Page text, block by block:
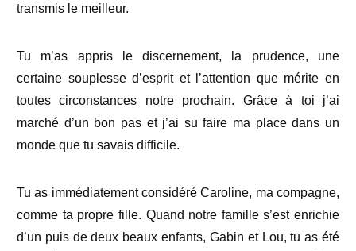
transmis le meilleur.
Tu m’as appris le discernement, la prudence, une
certaine souplesse d’esprit et l’attention que mérite en
toutes circonstances notre prochain. Grâce à toi j’ai
marché d’un bon pas et j’ai su faire ma place dans un
monde que tu savais difficile.
Tu as immédiatement considéré Caroline, ma compagne,
comme ta propre fille. Quand notre famille s’est enrichie
d’un puis de deux beaux enfants, Gabin et Lou, tu as été